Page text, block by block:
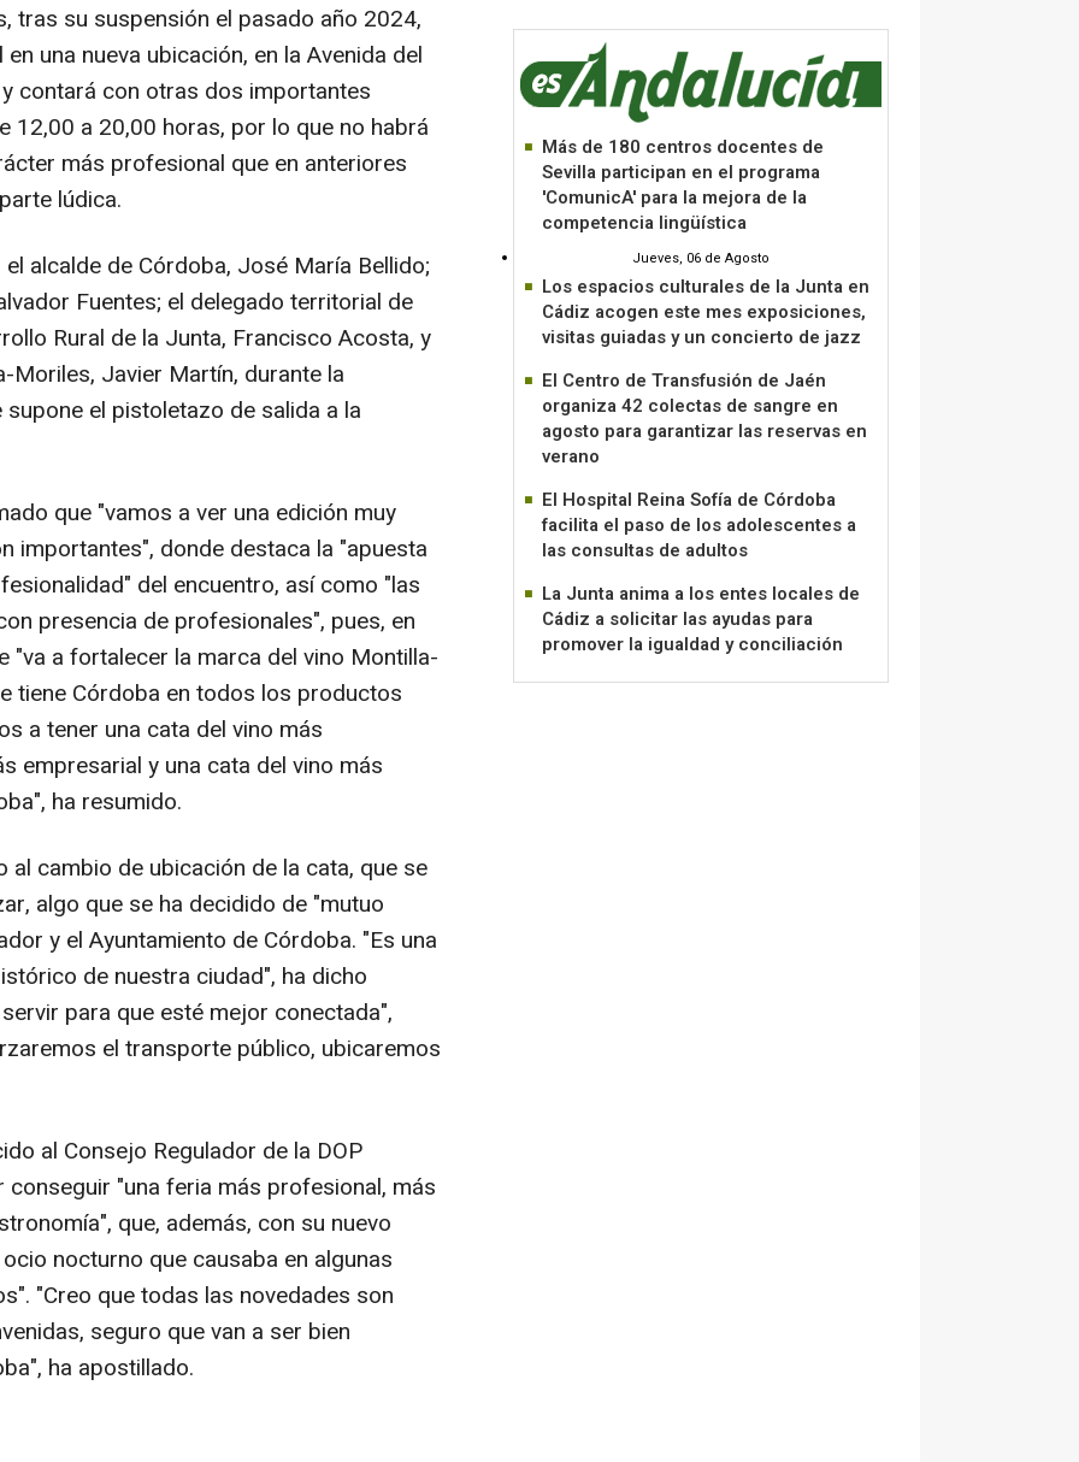
tras su suspensión el pasado año 2024,
una nueva ubicación, en la Avenida del
contará con otras dos importantes
12,00 a 20,00 horas, por lo que no habrá
más profesional que en anteriores
lúdica.
alcalde de Córdoba, José María Bellido;
Fuentes; el delegado territorial de
Rural de la Junta, Francisco Acosta, y
Moriles, Javier Martín, durante la
el pistoletazo de salida a la
que "vamos a ver una edición muy
importantes", donde destaca la "apuesta
del encuentro, así como "las
presencia de profesionales", pues, en
a fortalecer la marca del vino Montilla-
tiene Córdoba en todos los productos
a tener una cata del vino más
empresarial y una cata del vino más
ha resumido.
al cambio de ubicación de la cata, que se
algo que se ha decidido de "mutuo
y el Ayuntamiento de Córdoba. "Es una
de nuestra ciudad", ha dicho
para que esté mejor conectada",
el transporte público, ubicaremos
al Consejo Regulador de la DOP
"una feria más profesional, más
que, además, con su nuevo
nocturno que causaba en algunas
"Creo que todas las novedades son
seguro que van a ser bien
ha apostillado.
Más de 180 centros docentes de
Sevilla participan en el programa
'ComunicA' para la mejora de la
competencia lingüística
Jueves, 06 de Agosto
Los espacios culturales de la Junta en
Cádiz acogen este mes exposiciones,
visitas guiadas y un concierto de jazz
El Centro de Transfusión de Jaén
organiza 42 colectas de sangre en
agosto para garantizar las reservas en
verano
El Hospital Reina Sofía de Córdoba
facilita el paso de los adolescentes a
las consultas de adultos
La Junta anima a los entes locales de
Cádiz a solicitar las ayudas para
promover la igualdad y conciliación